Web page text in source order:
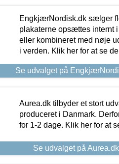
EngkjærNordisk.dk sælger
plakaterne opsættes internt
eller kombineret med nøje
i verden. Klik her for at se
Se udvalget på
Aurea.dk tilbyder et stort
produceret i Danmark.
for 1-2 dage. Klik her for at
Se udvalget på Aurea.dk